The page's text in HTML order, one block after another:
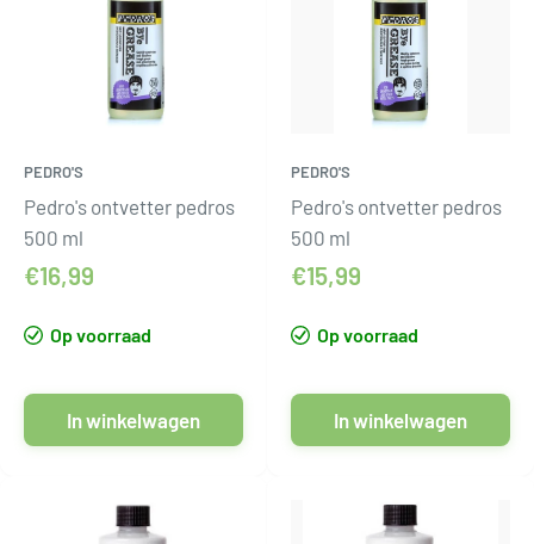
PEDRO'S
Pedro's ontvetter pedros
500 ml
€16,99
Op voorraad
In winkelwagen
PEDRO'S
Pedro's ontvetter pedros
500 ml
€15,99
Op voorraad
In winkelwagen